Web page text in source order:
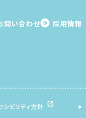
問い合わせ 採用情報
シビリティ方針